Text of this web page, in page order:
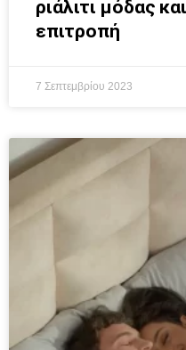
ριάλιτι μόδας
επιτροπή
7 Σεπτεμβρίου 2023